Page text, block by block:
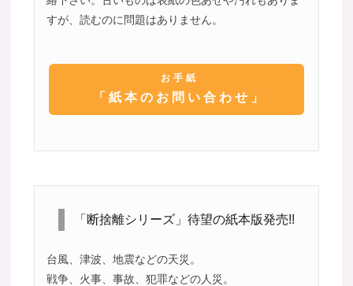
すが、読むのに問題はありません。
お手紙
「紙本のお問い合わせ」
「断捨離シリーズ」待望の紙本版発売!!
台風、津波、地震などの天災。
戦争、火事、事故、犯罪などの人災。